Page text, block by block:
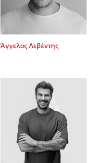
Άγγελος Λεβέντης